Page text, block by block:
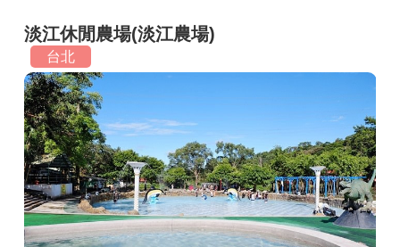
最新留言
商家合作
推薦景點
討論區
淡江休閒農場(淡江農場)
台北